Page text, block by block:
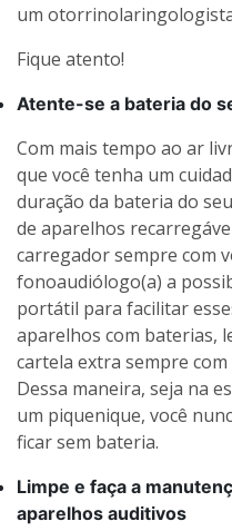
um
Fique atento!
Atente-se a bateria do
Com mais tempo ao ar
que você tenha um
duração da bateria do
de aparelhos
carregador sempre com
fonoaudiólogo(a) a
portátil para facilitar
aparelhos com baterias,
cartela extra sempre com
Dessa maneira, seja na
um piquenique, você
ficar sem bateria.
Limpe e faça a
aparelhos auditivos